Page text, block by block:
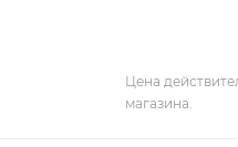
Цена
магазина.